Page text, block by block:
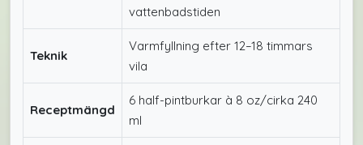
vattenbadstiden
Teknik
Varmfyllning efter 12–18 timmars
vila
Receptmängd
6 half-pintburkar à 8 oz/cirka 240
ml